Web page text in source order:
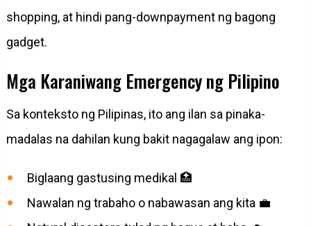
shopping, at hindi pang-downpayment ng bagong
gadget.
Mga Karaniwang Emergency ng Pilipino
Sa konteksto ng Pilipinas, ito ang ilan sa pinaka-
madalas na dahilan kung bakit nagagalaw ang ipon:
Biglaang gastusing medikal 🏥
Nawalan ng trabaho o nabawasan ang kita 💼